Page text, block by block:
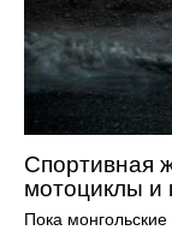
Спортивная
мотоциклы и
Пока